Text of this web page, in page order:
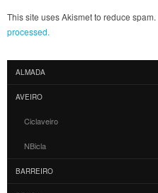
This site uses Akismet to reduce spam.
processed.
ALMADA
AVEIRO
Ciclaveiro
NBicla
BARREIRO